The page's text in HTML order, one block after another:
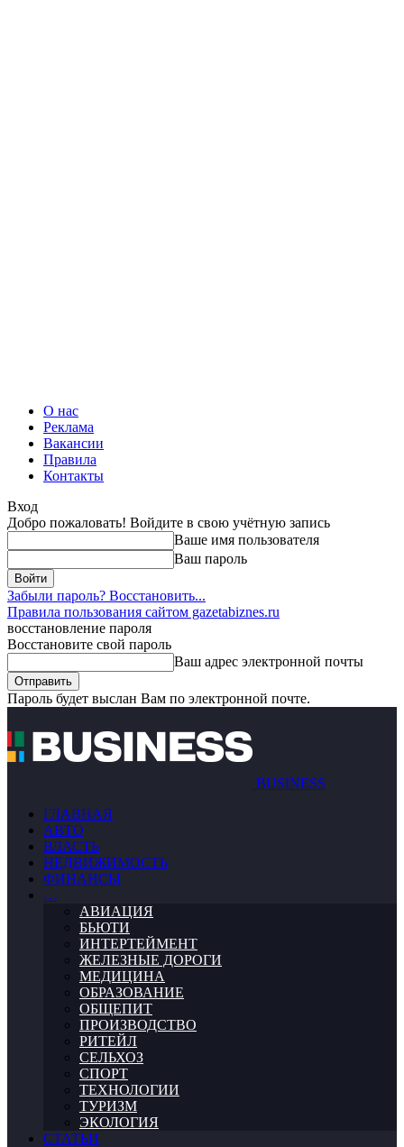
О нас
Реклама
Вакансии
Правила
Контакты
Вход
Добро пожаловать! Войдите в свою учётную запись
Ваше имя пользователя
Ваш пароль
Забыли пароль? Восстановить...
Правила пользования сайтом gazetabiznes.ru
восстановление пароля
Восстановите свой пароль
Ваш адрес электронной почты
Пароль будет выслан Вам по электронной почте.
BUSINESS
ГЛАВНАЯ
АВТО
ВЛАСТЬ
НЕДВИЖИМОСТЬ
ФИНАНСЫ
…
АВИАЦИЯ
БЬЮТИ
ИНТЕРТЕЙМЕНТ
ЖЕЛЕЗНЫЕ ДОРОГИ
МЕДИЦИНА
ОБРАЗОВАНИЕ
ОБЩЕПИТ
ПРОИЗВОДСТВО
РИТЕЙЛ
СЕЛЬХОЗ
СПОРТ
ТЕХНОЛОГИИ
ТУРИЗМ
ЭКОЛОГИЯ
СТАТЬИ